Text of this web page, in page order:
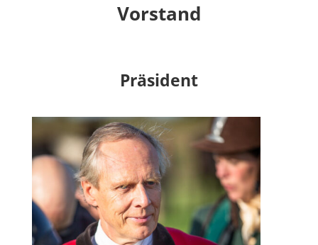
Vorstand
Präsident